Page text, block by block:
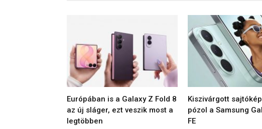
Európában is a Galaxy Z Fold 8
az új sláger, ezt veszik most a
legtöbben
Kiszivárgott
pózol a Samsung
FE